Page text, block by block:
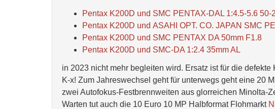
Pentax K200D und SMC PENTAX-DAL 1:4.5-5.6 50-
Pentax K200D und ASAHI OPT. CO. JAPAN SMC
Pentax K200D und SMC PENTAX DA 50mm F1.8
Pentax K200D und SMC-DA 1:2.4 35mm AL
in 2023 nicht mehr begleiten wird. Ersatz ist für die
K-x! Zum Jahreswechsel geht für unterwegs geht eine 20
zwei Autofokus-Festbrennweiten aus glorreichen Minolta-
Warten tut auch die 10 Euro 10 MP Halbformat Flohmarkt